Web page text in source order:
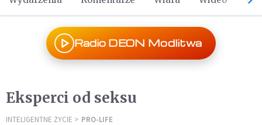
Radio DEON Modlitwa
Eksperci od seksu
INTELIGENTNE ŻYCIE PRO-LIFE